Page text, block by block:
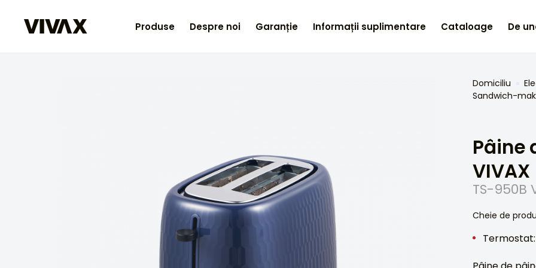
Produse Despre noi Garanție Informații suplimentare Cataloage De
Domiciliu
Sandwich-
Pâine
VIVAX
TS-950B
Cheie de